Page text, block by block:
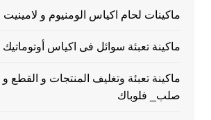
ماكينات لحام اكياس الومنيوم و لامينيت
ماكينة تعبئة سوائل فى اكياس أوتوماتيك
ماكينة تعبئة وتغليف المنتجات و
صلب_ فلوباك